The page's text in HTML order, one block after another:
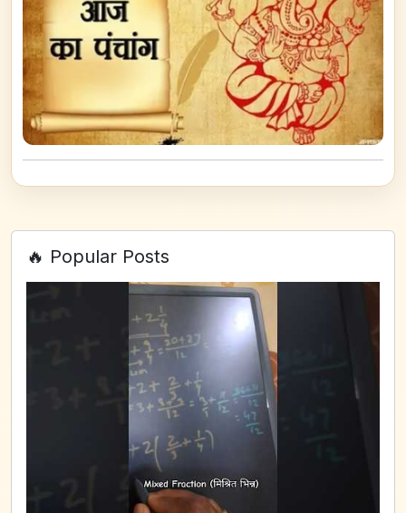
🔥 Popular Posts